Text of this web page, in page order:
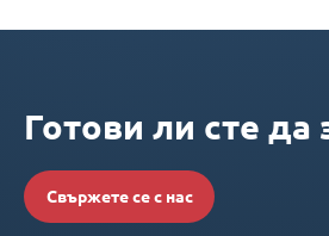
Готови ли сте да
Свържете се с нас